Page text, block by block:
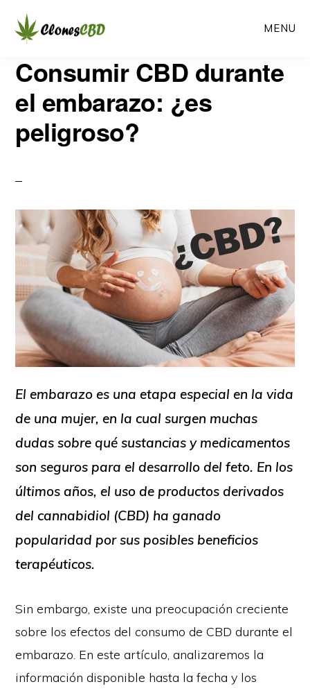
principal
barra
lateral
primaria
CBD
Clones
CBD
MENU
Consumir CBD durante
el embarazo: ¿es
peligroso?
El embarazo es una etapa especial en la vida
de una mujer, en la cual surgen muchas
dudas sobre qué sustancias y medicamentos
son seguros para el desarrollo del feto. En los
últimos años, el uso de productos derivados
del cannabidiol (CBD) ha ganado
popularidad por sus posibles beneficios
terapéuticos.
Sin embargo, existe una preocupación creciente
sobre los efectos del consumo de CBD durante el
embarazo. En este artículo, analizaremos la
información disponible hasta la fecha y los